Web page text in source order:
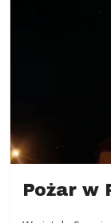
Pożar w